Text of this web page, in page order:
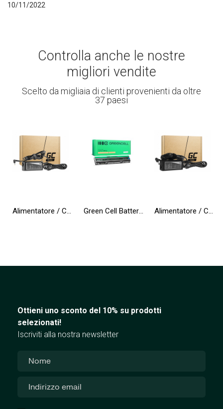
10/11/2022
Controlla anche le nostre
migliori vendite
Scelto da migliaia di clienti provenienti da oltre
37 paesi
Alimentatore / Caricatore Green Cell PRO 20V 3.25A 65W per Lenovo IdeaPad 100-15IBD 110-15ACL 110-15ISK 310-15ISK 320-15IKB Green Cell Batteria T54FJ 8858X per Dell Latitude E6420 E6430 E6520 E6530 E5420 E5430 E5520 E5530 E6440 E6540 Vostro 3460 3560 Alimentatore / Caricatore Green Cell PRO 19V 3.42A 65W per Toshiba Satellite C55 C660 C850 C855 C870 L650 L650D L655 L750 L750D
Ottieni uno sconto del 10% su prodotti
selezionati!
Iscriviti alla nostra newsletter